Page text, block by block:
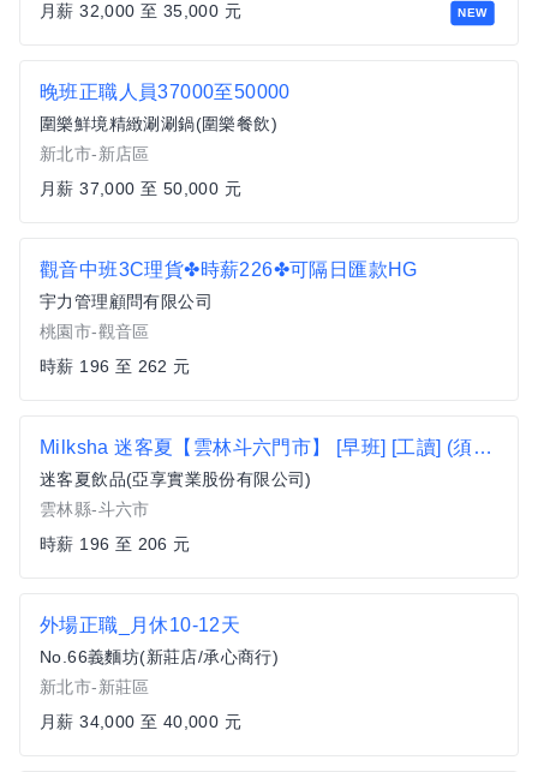
NEW
月薪 32,000 至 35,000 元
晚班正職人員37000至50000
圍樂鮮境精緻涮涮鍋(圍樂餐飲)
新北市-新店區
月薪 37,000 至 50,000 元
觀音中班3C理貨✤時薪226✤可隔日匯款HG
宇力管理顧問有限公司
桃園市-觀音區
時薪 196 至 262 元
Milksha 迷客夏【雲林斗六門市】 [早班] [工讀] (須配合外送)
迷客夏飲品(亞享實業股份有限公司)
雲林縣-斗六市
時薪 196 至 206 元
外場正職_月休10-12天
No.66義麵坊(新莊店/承心商行)
新北市-新莊區
月薪 34,000 至 40,000 元